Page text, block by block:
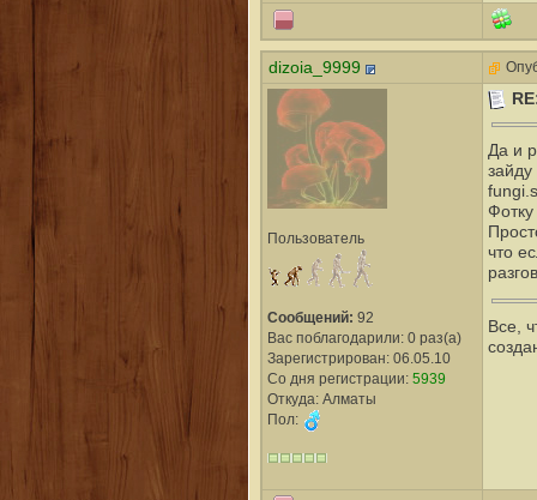
dizoia_9999
Пользователь
Сообщений: 92
Вас поблагодарили: 0 раз(а)
Зарегистрирован: 06.05.10
Со дня регистрации: 5939
Откуда: Алматы
Пол:
Да и
что
Все,